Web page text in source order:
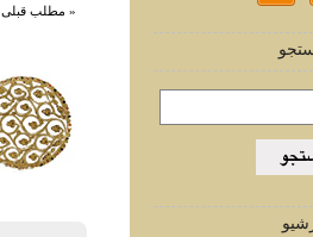
« مطلب قبلی